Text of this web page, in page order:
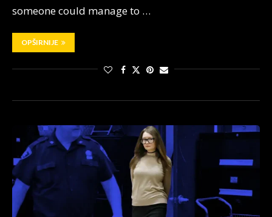
someone could manage to …
OPŠIRNIJE